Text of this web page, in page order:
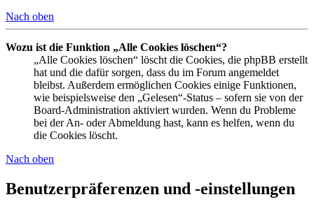
Nach oben
Wozu ist die Funktion „Alle Cookies löschen“?
„Alle Cookies löschen“ löscht die Cookies, die phpBB erstellt
hat und die dafür sorgen, dass du im Forum angemeldet
bleibst. Außerdem ermöglichen Cookies einige Funktionen,
wie beispielsweise den „Gelesen“-Status – sofern sie von der
Board-Administration aktiviert wurden. Wenn du Probleme
bei der An- oder Abmeldung hast, kann es helfen, wenn du
die Cookies löscht.
Nach oben
Benutzerpräferenzen und -einstellungen